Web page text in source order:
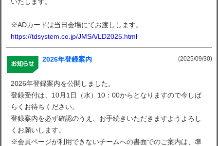
いたします。
※ADカードは当日会場にてお渡しします。
https://tdsystem.co.jp/JMSA/LD2025.html
(2025/09/30)
2026年登録案内
2026年登録案内を公開しました。
登録受付は、10月1日（水）10：00からとなりますので今しば
らくお待ちください。
登録案内を必ず確認のうえ、お手続きいただきますようよろし
くお願いします。
※会員ページが利用できないチームへの書面でのご案内は、準